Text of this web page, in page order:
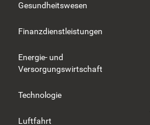
Gesundheitswesen
Finanzdienstleistungen
Energie- und
Versorgungswirtschaft
Technologie
Luftfahrt